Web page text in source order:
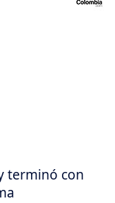
terminó con